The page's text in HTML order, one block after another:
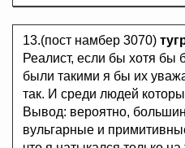
13.(пост намбер 3070)
Реалист, если бы хотя бы
были такими я бы их
так. И среди людей
Вывод: вероятно,
вульгарные и